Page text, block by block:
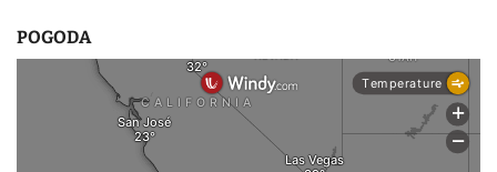
POGODA